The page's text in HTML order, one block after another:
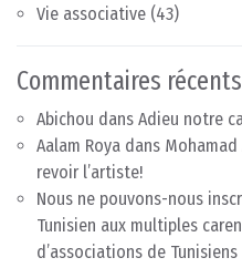
Vie associative (43)
Commentaires récents
Abichou dans Adieu notre
Aalam Roya dans
revoir l’artiste!
Nous ne pouvons-nous
Tunisien aux multiples
d’associations de